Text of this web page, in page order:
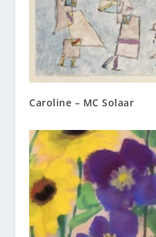
Caroline – MC Solaar